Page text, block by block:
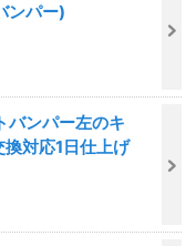
ンパー)
バンパー左のキ
対応1日仕上げ